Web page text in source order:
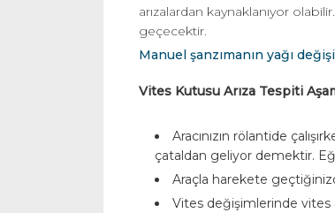
arızalardan kaynaklanıyor
geçecektir.
Manuel şanzımanın yağı
Vites Kutusu Arıza Tespiti
Aracınızın rölantide
çataldan geliyor demektir.
Araçla harekete
Vites değişimlerinde vites